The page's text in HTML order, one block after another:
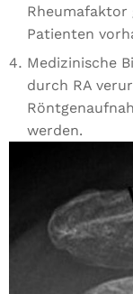
Rheumafaktor
Patienten
Medizinische
durch RA
werden.